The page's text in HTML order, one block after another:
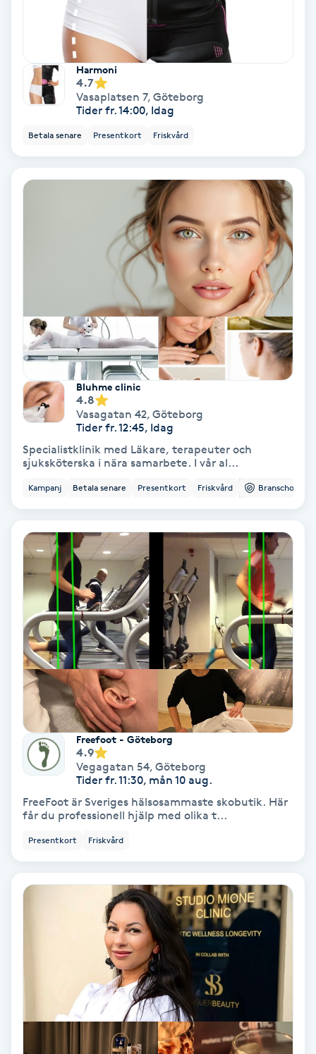
Föning
Gelenaglar
Gellack med förstärkning
Gruppträning
Gua Sha-massage
Hatha Yoga
Headspa
Herrklippning
Hollywood Peel
Hot Stone Massage
Hot yoga
Hudföryngring
Huduppstramning
Hudvård
Hyaluronsyra
Hårborttagning
Hårbottenbehandling
Harmoni
4.7
Vasaplatsen 7, Göteborg
Tider fr. 14:00, Idag
Betala senare Presentkort Friskvård
Bluhme clinic
4.8
Vasagatan 42, Göteborg
Tider fr. 12:45, Idag
Specialistklinik med Läkare, terapeuter och
sjuksköterska i nära samarbete. I vår al...
Kampanj Betala senare Presentkort Friskvård Branschorg.
Freefoot - Göteborg
4.9
Vegagatan 54, Göteborg
Tider fr. 11:30, mån 10 aug.
FreeFoot är Sveriges hälsosammaste skobutik. Här
får du professionell hjälp med olika t...
Presentkort Friskvård